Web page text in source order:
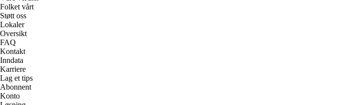
Folket vårt
Støtt oss
Lokaler
Oversikt
FAQ
Kontakt
Inndata
Karriere
Lag et tips
Abonnent
Konto